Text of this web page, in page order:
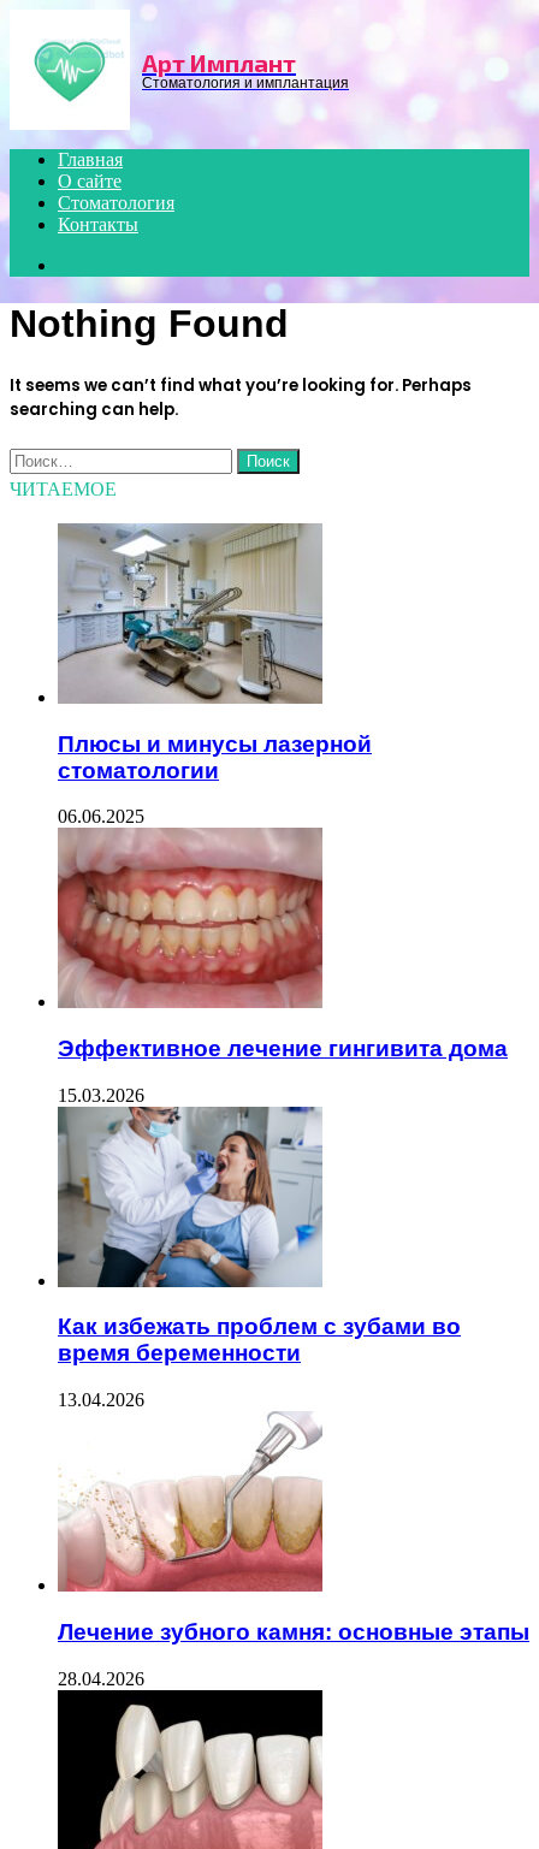
Арт Имплант
Стоматология и имплантация
Главная
О сайте
Стоматология
Контакты
Nothing Found
It seems we can’t find what you’re looking for. Perhaps
searching can help.
Найти:
ЧИТАЕМОЕ
Плюсы и минусы лазерной
стоматологии
06.06.2025
Эффективное лечение гингивита дома
15.03.2026
Как избежать проблем с зубами во
время беременности
13.04.2026
Лечение зубного камня: основные этапы
28.04.2026